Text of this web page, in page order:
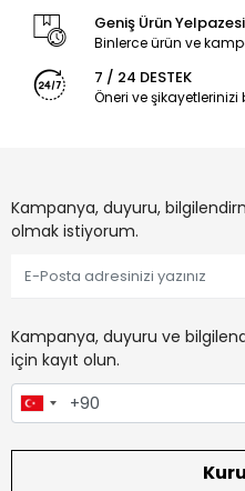
Geniş Ürün Yelpazesi
Binlerce ürün ve
7 / 24 DESTEK
Öneri ve şikayetlerinizi
Kampanya, duyuru,
olmak istiyorum.
Kampanya, duyuru ve
için kayıt olun.